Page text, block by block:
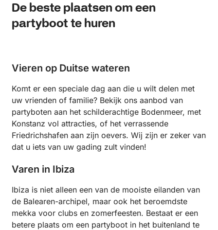
De beste plaatsen om een
partyboot te huren
Vieren op Duitse wateren
Komt er een speciale dag aan die u wilt delen met
uw vrienden of familie? Bekijk ons aanbod van
partyboten aan het schilderachtige Bodenmeer, met
Konstanz vol attracties, of het verrassende
Friedrichshafen aan zijn oevers. Wij zijn er zeker van
dat u iets van uw gading zult vinden!
Varen in Ibiza
Ibiza is niet alleen een van de mooiste eilanden van
de Balearen-archipel, maar ook het beroemdste
mekka voor clubs en zomerfeesten. Bestaat er een
betere plaats om een partyboot in het buitenland te